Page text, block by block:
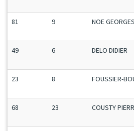
81 9 NOE GEORGES
49 6 DELO DIDIER
23 8 FOUSSIER-
68 23 COUSTY